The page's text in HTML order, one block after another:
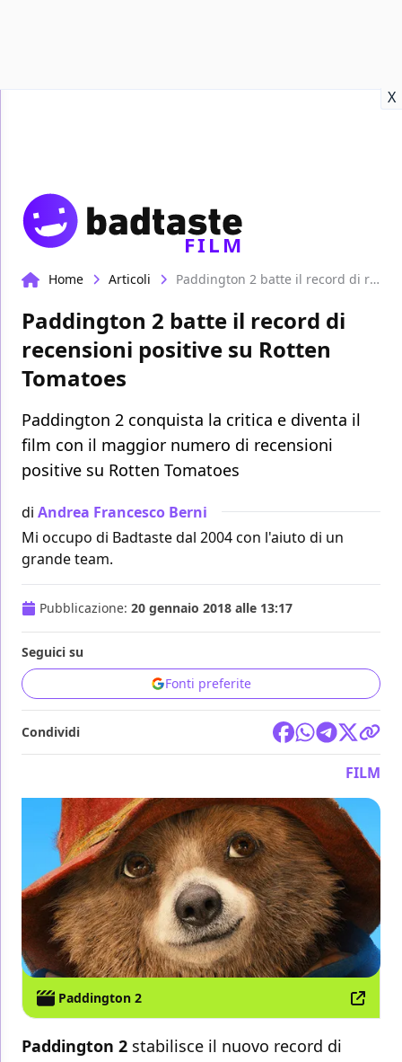
X
FILM
Home Articoli Paddington 2 batte il record di recensioni positive su Rotten Tomatoes
Paddington 2 batte il record di
recensioni positive su Rotten
Tomatoes
Paddington 2 conquista la critica e diventa il
film con il maggior numero di recensioni
positive su Rotten Tomatoes
di Andrea Francesco Berni
Mi occupo di Badtaste dal 2004 con l'aiuto di un
grande team.
Pubblicazione: 20 gennaio 2018 alle 13:17
Seguici su
Fonti preferite
Condividi
FILM
Paddington 2
Paddington 2 stabilisce il nuovo record di